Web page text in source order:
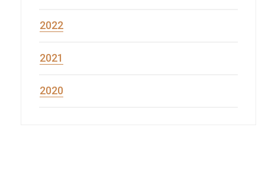
2022
2021
2020